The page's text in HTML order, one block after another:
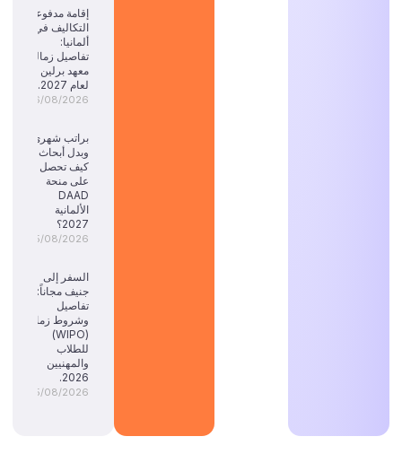
إقامة مدفوعة
التكاليف في
ألمانيا:
تفاصيل زمالة
معهد برلين
لعام 2027.
06/08/2026
براتب شهري
وبدل أبحاث:
كيف تحصل
على منحة
DAAD
الألمانية
2027؟
05/08/2026
السفر إلى
جنيف مجاناً:
تفاصيل
وشروط زمالة
(WIPO)
للطلاب
والمهنيين
2026.
05/08/2026